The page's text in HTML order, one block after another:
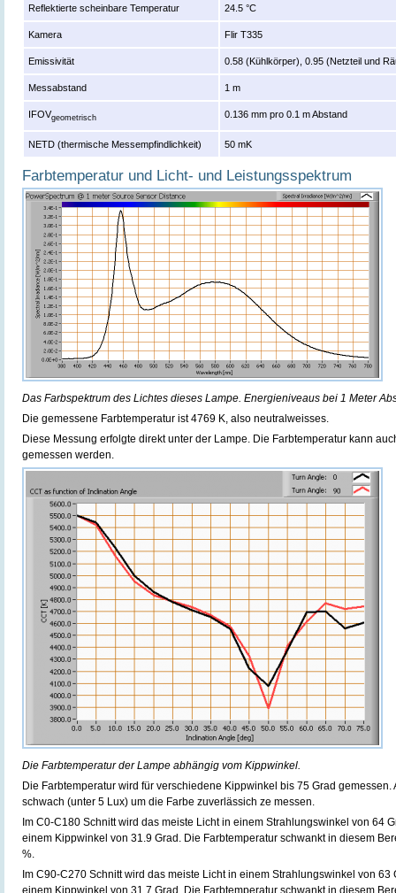
Reflektierte scheinbare Temperatur 24.5 °C
Kamera Flir T335
Emissivität 0.58 (Kühlkörper), 0.95 (Netzteil und
Messabstand 1 m
IFOVgeometrisch 0.136 mm pro 0.1 m Abstand
NETD (thermische Messempfindlichkeit) 50 mK
Farbtemperatur und Licht- und Leistungsspektrum
Das Farbspektrum des Lichtes dieses Lampe. Energieniveaus bei 1 Meter
Die gemessene Farbtemperatur ist 4769 K, also neutralweisses.
Diese Messung erfolgte direkt unter der Lampe. Die Farbtemperatur kann
gemessen werden.
Die Farbtemperatur der Lampe abhängig vom Kippwinkel.
Die Farbtemperatur wird für verschiedene Kippwinkel bis 75 Grad
schwach (unter 5 Lux) um die Farbe zuverlässich ze messen.
Im C0-C180 Schnitt wird das meiste Licht in einem Strahlungswinkel von 64
einem Kippwinkel von 31.9 Grad. Die Farbtemperatur schwankt in diesem
%.
Im C90-C270 Schnitt wird das meiste Licht in einem Strahlungswinkel von
einem Kippwinkel von 31.7 Grad. Die Farbtemperatur schwankt in diesem